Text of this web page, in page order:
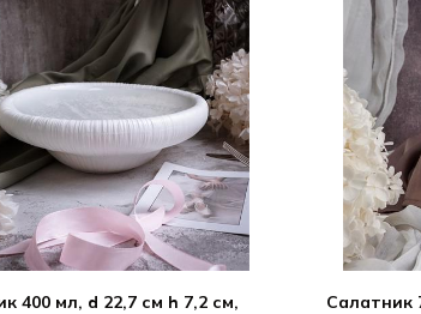
400 мл, d 22,7 см h 7,2 см,
Салатник